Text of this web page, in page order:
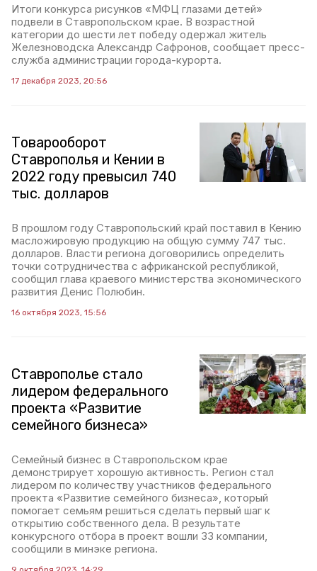
Итоги конкурса рисунков «МФЦ глазами детей»
подвели в Ставропольском крае. В возрастной
категории до шести лет победу одержал житель
Железноводска Александр Сафронов, сообщает пресс-
служба администрации города-курорта.
17 декабря 2023, 20:56
Товарооборот
Ставрополья и Кении в
2022 году превысил 740
тыс. долларов
В прошлом году Ставропольский край поставил в Кению
масложировую продукцию на общую сумму 747 тыс.
долларов. Власти региона договорились определить
точки сотрудничества с африканской республикой,
сообщил глава краевого министерства экономического
развития Денис Полюбин.
16 октября 2023, 15:56
Ставрополье стало
лидером федерального
проекта «Развитие
семейного бизнеса»
Семейный бизнес в Ставропольском крае
демонстрирует хорошую активность. Регион стал
лидером по количеству участников федерального
проекта «Развитие семейного бизнеса», который
помогает семьям решиться сделать первый шаг к
открытию собственного дела. В результате
конкурсного отбора в проект вошли 33 компании,
сообщили в минэке региона.